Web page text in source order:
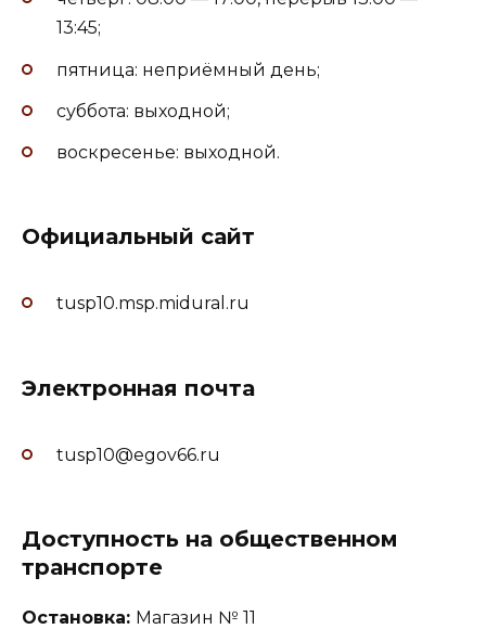
13:45;
пятница: неприёмный день;
суббота: выходной;
воскресенье: выходной.
Официальный сайт
tusp10.msp.midural.ru
Электронная почта
tusp10@egov66.ru
Доступность на общественном
транспорте
Остановка: Магазин № 11